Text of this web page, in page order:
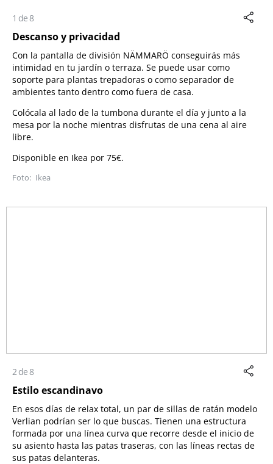
1 de 8
Descanso y privacidad
Con la pantalla de división NÄMMARÖ conseguirás más
intimidad en tu jardín o terraza. Se puede usar como
soporte para plantas trepadoras o como separador de
ambientes tanto dentro como fuera de casa.
Colócala al lado de la tumbona durante el día y junto a la
mesa por la noche mientras disfrutas de una cena al aire
libre.
Disponible en Ikea por 75€.
Ikea
2 de 8
Estilo escandinavo
En esos días de relax total, un par de sillas de ratán modelo
Verlian podrían ser lo que buscas. Tienen una estructura
formada por una línea curva que recorre desde el inicio de
su asiento hasta las patas traseras, con las líneas rectas de
sus patas delanteras.